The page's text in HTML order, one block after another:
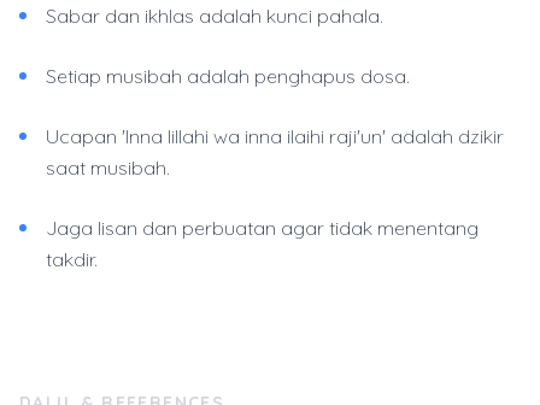
Sabar dan ikhlas adalah kunci pahala.
Setiap musibah adalah penghapus dosa.
Ucapan 'Inna lillahi wa inna ilaihi raji'un' adalah dzikir
saat musibah.
Jaga lisan dan perbuatan agar tidak menentang
takdir.